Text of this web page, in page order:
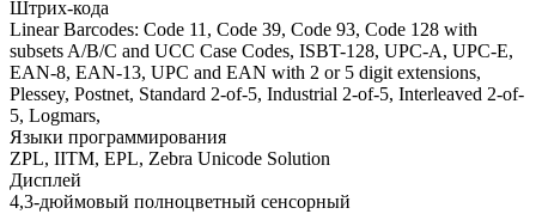
Штрих-кода
Linear Barcodes: Code 11, Code 39, Code 93, Code 128 with
subsets A/B/C and UCC Case Codes, ISBT-128, UPC-A, UPC-E,
EAN-8, EAN-13, UPC and EAN with 2 or 5 digit extensions,
Plessey, Postnet, Standard 2-of-5, Industrial 2-of-5, Interleaved 2-of-
5, Logmars,
Языки программирования
ZPL, IITM, EPL, Zebra Unicode Solution
Дисплей
4,3-дюймовый полноцветный сенсорный